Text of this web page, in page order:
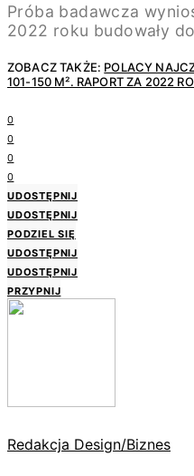
Próba badawcza
2022 roku budowały
ZOBACZ TAKŻE: POLACY
101-150 M². RAPORT ZA 2022
0
0
0
0
UDOSTĘPNIJ
UDOSTĘPNIJ
PODZIEL SIĘ
UDOSTĘPNIJ
UDOSTĘPNIJ
PRZYPNIJ
Redakcja Design/Biznes